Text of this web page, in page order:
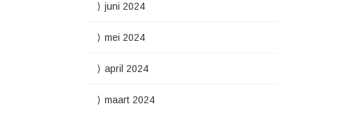
juni 2024
mei 2024
april 2024
maart 2024